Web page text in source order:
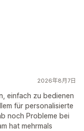
2026年8月7日
einfach zu bedienen
für personalisierte
noch Probleme bei
hat mehrmals